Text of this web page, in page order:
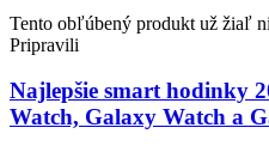
Tento obľúbený produkt už žiaľ
Pripravili
Najlepšie smart hodinky
Watch, Galaxy Watch a